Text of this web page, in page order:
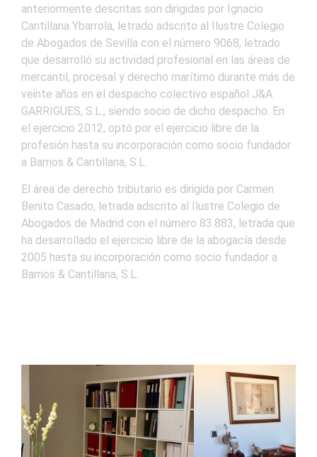
anteriormente descritas son dirigidas por Ignacio
Cantillana Ybarrola, letrado adscrito al Ilustre Colegio
de Abogados de Sevilla con el número 9068, letrado
que desarrolló su actividad profesional en las áreas de
mercantil, procesal y derecho marítimo durante más de
veinte años en el despacho colectivo español J&A
GARRIGUES, S.L., siendo socio de dicho despacho. En
el ejercicio 2012, optó por el ejercicio libre de la
profesión hasta su incorporación como socio fundador
a Barrios & Cantillana, S.L.
El área de derecho tributario es dirigida por Carmen
Benito Casado, letrada adscrito al Ilustre Colegio de
Abogados de Madrid con el número 83.883, letrada que
ha desarrollado el ejercicio libre de la abogacía desde
2005 hasta su incorporación como socio fundador a
Barrios & Cantillana, S.L.